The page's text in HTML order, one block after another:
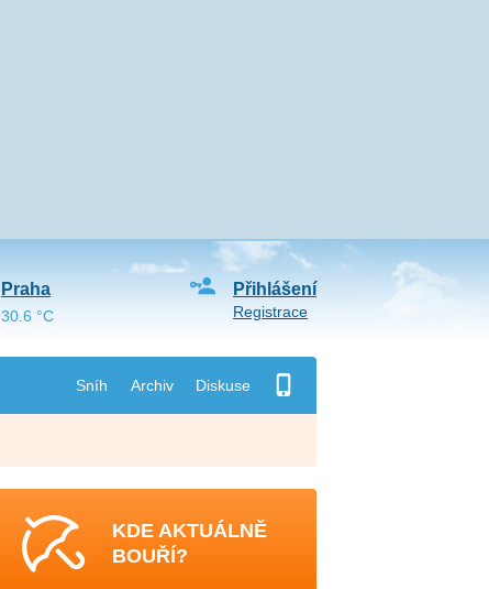
Sníh Archiv Diskuse
Přihlášení
Registrace
Praha
30.6 °C
KDE AKTUÁLNĚ
BOUŘÍ?